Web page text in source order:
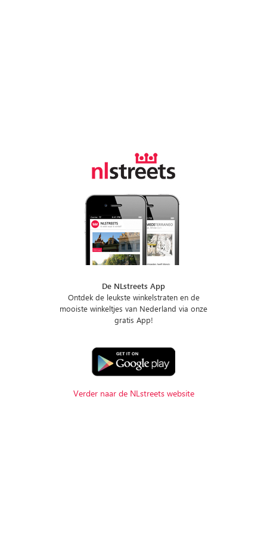
De NLstreets App
Ontdek de leukste winkelstraten en de
mooiste winkeltjes van Nederland via onze
gratis App!
Verder naar de NLstreets website